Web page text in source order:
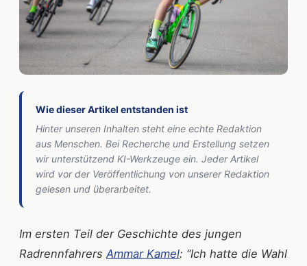
Wie dieser Artikel entstanden ist
Hinter unseren Inhalten steht eine echte Redaktion
aus Menschen. Bei Recherche und Erstellung setzen
wir unterstützend KI-Werkzeuge ein. Jeder Artikel
wird vor der Veröffentlichung von unserer Redaktion
gelesen und überarbeitet.
Im ersten Teil der Geschichte des jungen
Radrennfahrers Ammar Kamel: “Ich hatte die Wahl